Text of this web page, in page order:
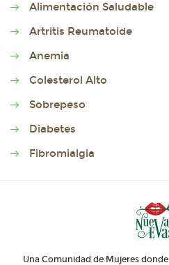
Alimentación Saludable
Artritis Reumatoide
Anemia
Colesterol Alto
Sobrepeso
Diabetes
Fibromialgia
Una Comunidad de Mujeres